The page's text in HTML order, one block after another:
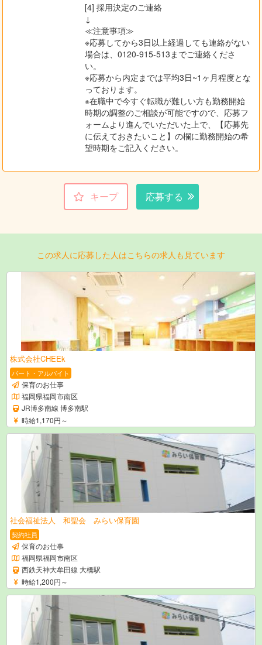
[4] 採用決定のご連絡
↓
≪注意事項≫
※応募してから3日以上経過しても連絡がない
場合は、0120-915-513までご連絡くださ
い。
※応募から内定までは平均3日~1ヶ月程度とな
っております。
※在職中で今すぐ転職が難しい方も勤務開始
時期の調整のご相談が可能ですので、応募フ
ォームより進んでいただいた上で、【応募先
に伝えておきたいこと】の欄に勤務開始の希
望時期をご記入ください。
キープ 応募する
この求人に応募した人はこちらの求人も見ています
株式会社CHEEk
パート・アルバイト
保育のお仕事
福岡県福岡市南区
JR博多南線 博多南駅
時給1,170円～
社会福祉法人 和聖会 みらい保育園
契約社員
保育のお仕事
福岡県福岡市南区
西鉄天神大牟田線 大橋駅
時給1,200円～